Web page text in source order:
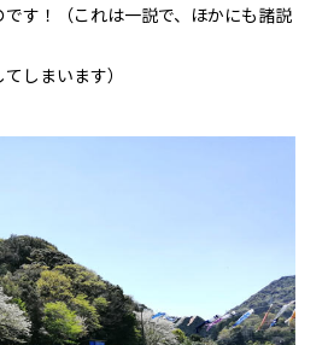
す！（これは一説で、ほかにも諸説
しまいます）